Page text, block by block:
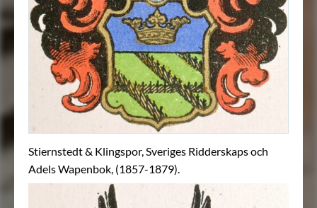
Stiernstedt & Klingspor, Sveriges Ridderskaps och
Adels Wapenbok, (1857-1879).